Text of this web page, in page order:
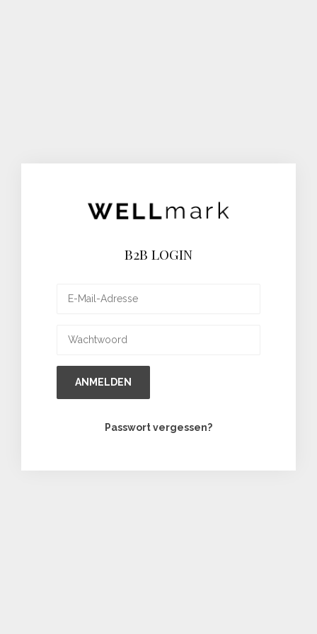
B2B LOGIN
ANMELDEN
Passwort vergessen?